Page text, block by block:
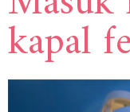
kapal